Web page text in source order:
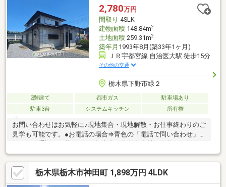
2,780万円
間取り 4SLK
建物面積148.84m2
土地面積259.31m2
築年月 1993年8月(築33年1ヶ月)
ＪＲ宇都宮線 自治医大駅 徒歩15分
その他の交通
栃木県下野市緑２
2階建て 都市ガス
駐車場あり
駐車3台
システムキッチン 所有権
お問い合わせはお気軽に♪現地集合・現地解散・お仕事終わりのご
見学も可能です。●お電話の場合⇒青色の「電話で問い合わせ」ボ
タンより通話が可能です！※担当者に物件所在地と価格をお伝え
下さい。●メールの場合⇒オレンジ色の「資料請求ボタン」よりフ
ォーム入力へお進み下さい。※後ほど担当スタッフよりご連絡さ
せていただきます。●不動産屋選びに迷ったら「このまち不動
産」にお任せ下さい ・平日夜のお仕事終わりでもご見学可能で
栃木県栃木市神田町 1,898万円 4LDK